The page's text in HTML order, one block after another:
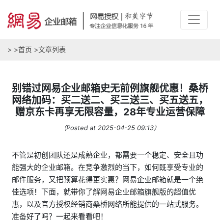
> >首页 >文章列表
别错过网易企业邮箱史无前例旗舰优惠！桑桥
网络加码：买二送二、买三送三、买五送五，
赠京东卡再享无限容量，28年专业运营保障
（Posted at 2025-04-25 09:13）
不管是初创团队还是成熟企业，都需要一个稳定、安全且功
能强大的企业邮箱。在竞争激烈的当下，如何既享受专业的
邮件服务，又把预算花得更实惠？网易企业邮箱就是一个绝
佳选项！下面，就带你了解网易企业邮箱旗舰版的超值优
惠，以及官方授权经销商桑桥网络所能提供的一站式服务。
准备好了吗？一起来看看吧！